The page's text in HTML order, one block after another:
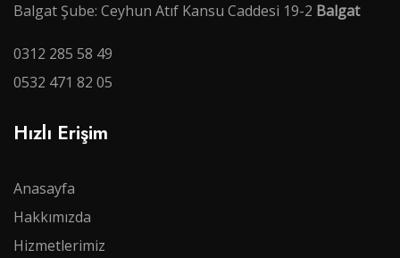
Balgat Şube: Ceyhun Atıf Kansu Caddesi 19-2 Balgat
0312 285 58 49
0532 471 82 05
Hızlı Erişim
Anasayfa
Hakkımızda
Hizmetlerimiz